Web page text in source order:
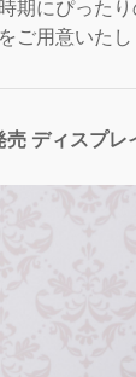
期にぴった
ご用意いたし
ディスプ